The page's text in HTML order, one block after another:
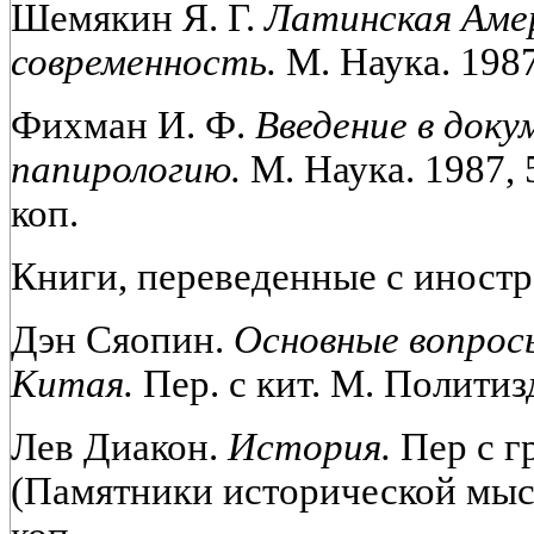
Шемякин Я. Г.Латинская
современность. М. Наука.
Фихман И. Ф. Введение в
папирологию. М. Наука. 1987,
коп.
Книги, переведенные с
Дэн Сяопин. Основные
Китая. Пер. с кит. М.
Лев Диакон. История. Пер с
(Памятники исторической